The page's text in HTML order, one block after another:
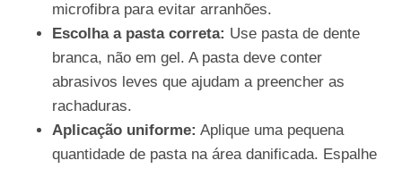
microfibra para evitar arranhões.
Escolha a pasta correta: Use pasta de dente
branca, não em gel. A pasta deve conter
abrasivos leves que ajudam a preencher as
rachaduras.
Aplicação uniforme: Aplique uma pequena
quantidade de pasta na área danificada. Espalhe